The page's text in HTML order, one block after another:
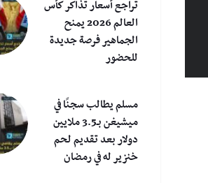
تراجع أسعار تذاكر كأس
العالم 2026 يمنح
الجماهير فرصة جديدة
للحضور
مسلم يطالب سجنًا في
ميشيغن بـ3.5 ملايين
دولار بعد تقديم لحم
خنزير له في رمضان